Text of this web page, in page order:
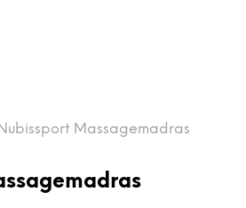
Nubissport Massagemadras